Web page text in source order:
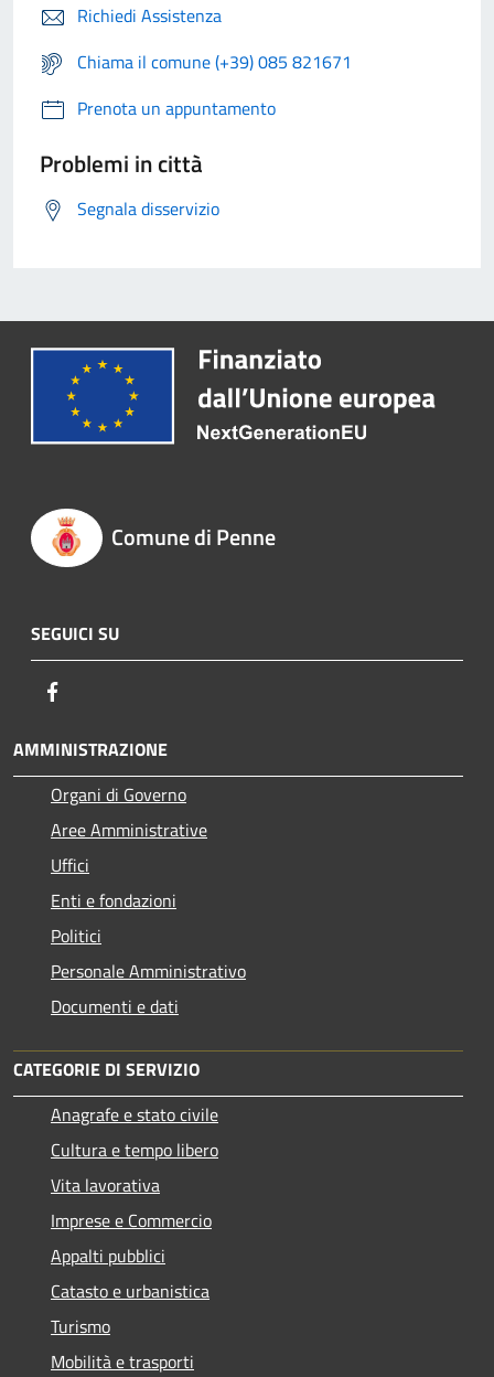
Richiedi Assistenza
Chiama il comune (+39) 085 821671
Prenota un appuntamento
Problemi in città
Segnala disservizio
Comune di Penne
SEGUICI SU
AMMINISTRAZIONE
Organi di Governo
Aree Amministrative
Uffici
Enti e fondazioni
Politici
Personale Amministrativo
Documenti e dati
CATEGORIE DI SERVIZIO
Anagrafe e stato civile
Cultura e tempo libero
Vita lavorativa
Imprese e Commercio
Appalti pubblici
Catasto e urbanistica
Turismo
Mobilità e trasporti